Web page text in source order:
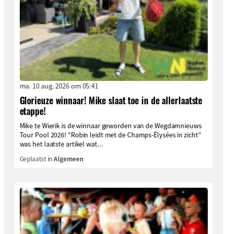
ma. 10 aug. 2026 om 05:41
Glorieuze winnaar! Mike slaat toe in de allerlaatste
etappe!
Mike te Wierik is de winnaar geworden van de Wegdamnieuws
Tour Pool 2026! “Robin leidt met de Champs-Élysées in zicht”
was het laatste artikel wat...
Geplaatst inAlgemeen